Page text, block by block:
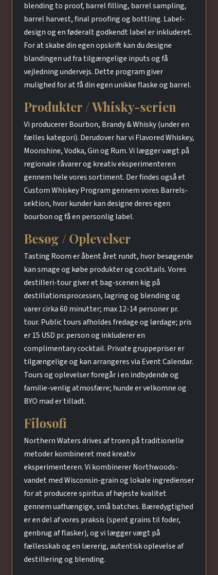
blending to proof, barrel filling, barrel sampling,
barrel harvest, final proofing og bottling. Label-
design og en føderalt godkendt label er inkluderet.
For at skabe din egen opskrift kan du designe
blandingen ud fra tilgængelige inputs og få
vejledning undervejs. Dette program giver
mulighed for at få din egen unikke flaske og barrel.
Produkter / Whisky-serien
Vi producerer Bourbon, Brandy & Whisky (under en
fælles kategori). Derudover har vi Flavored Whiskey,
Moonshine, Vodka, Gin og Rum. Vi lægger vægt på
regionale råvarer og kreativ eksperimenteren
gennem hele vores sortiment. Der findes også et
Custom Whiskey Program gennem vores Barrels-
sektion, hvor kunder kan designe deres egen
bourbon og få en personlig label.
Besøg / Oplevelser
Tasting Room er åbent året rundt, hvor besøgende
kan smage og købe produkter og cocktails. Vores
destilleri-tour giver et bag-scenen kig på
destillationsprocessen, lagring og blending og
varer cirka 60 minutter; max 12-14 personer pr.
tour. Public tours afholdes fredage og lørdage; pris
er 15 USD pr. person og inkluderer en
complimentary cocktail. Private gruppepriser er
tilgængelige og kan arrangeres via Event Calendar.
Tours og oplevelser foregår i en indbydende og
familie-venlig atmosfære; hunde er velkomne og
BYO mad er tilladt.
Filosofi
Northern Waters drives af troen på traditionelle
metoder kombineret med kreativ
eksperimenteren. Vi kombinerer Northwoods-
vandet med Wisconsin-grain og lokale ingredienser
for at producere spiritus af højeste kvalitet
gennem uafhængige, små batches. Bæredygtighed
er en del af vores praksis (spent grains til foder,
genbrug af flasker), og vi lægger vægt på
fællesskab og en lærerig, autentisk oplevelse af
destillering og blending.